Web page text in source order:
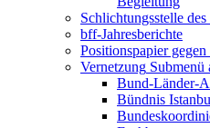
Schlichtungsstelle
bff-Jahresberichte
Positionspapier gegen
Vernetzung Submenü
Bund-Länder-
Bündnis